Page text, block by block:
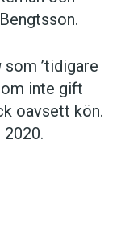
som ’tidigare
inte gift
oavsett kön.